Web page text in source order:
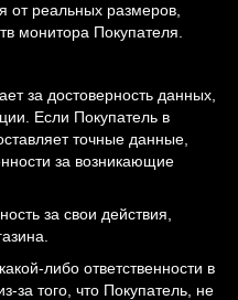
от реальных размеров,
монитора Покупателя.
за достоверность данных,
Если Покупатель в
точные данные,
за возникающие
за свои действия,
либо ответственности в
за того, что Покупатель, не